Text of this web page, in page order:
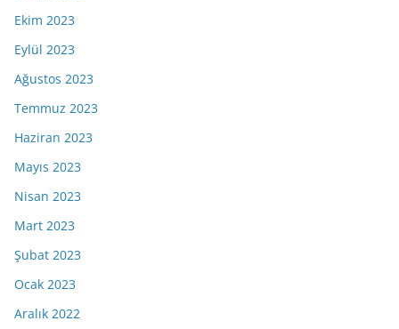
Ekim 2023
Eylül 2023
Ağustos 2023
Temmuz 2023
Haziran 2023
Mayıs 2023
Nisan 2023
Mart 2023
Şubat 2023
Ocak 2023
Aralık 2022